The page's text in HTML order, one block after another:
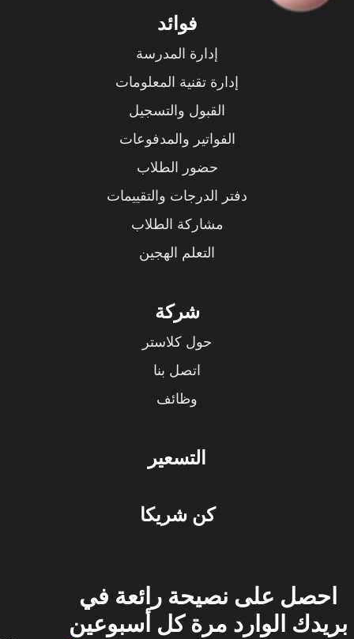
فوائد
إدارة المدرسة
إدارة تقنية المعلومات
القبول والتسجيل
الفواتير والمدفوعات
حضور الطلاب
دفتر الدرجات والتقييمات
مشاركة الطلاب
التعلم الهجين
شركة
حول كلاستر
اتصل بنا
وظائف
التسعير
كن شريكا
احصل على نصيحة رائعة في
بريدك الوارد مرة كل أسبوعين